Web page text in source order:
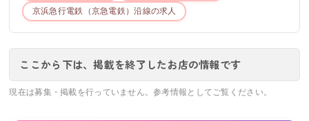
京浜急行電鉄（京急電鉄）沿線の求人
ここから下は、掲載を終了したお店の情報です
現在は募集・掲載を行っていません。参考情報としてご覧ください。